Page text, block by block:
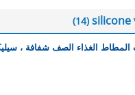
silicone
(14)
المطاط الغذاء الصف شفافة ،